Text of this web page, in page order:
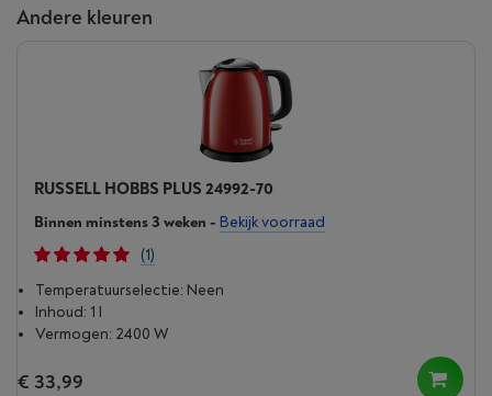
Andere kleuren
RUSSELL HOBBS PLUS 24992-70
Binnen minstens 3 weken - Bekijk voorraad
(1)
Temperatuurselectie: Neen
Inhoud: 1 l
Vermogen: 2400 W
€ 33,99